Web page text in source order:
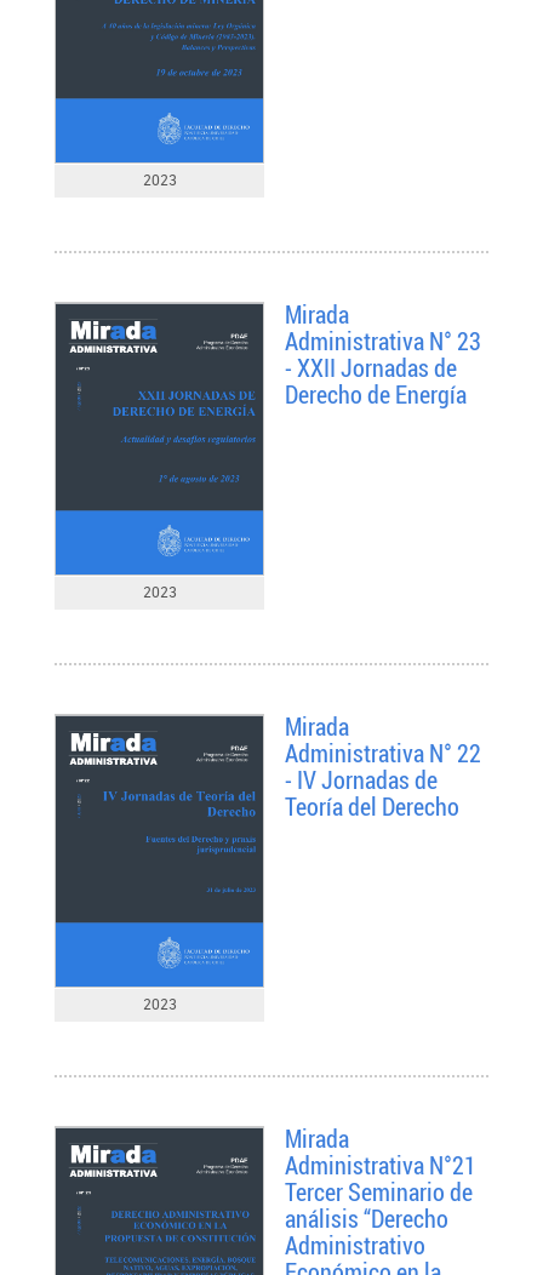
2023
2023
Mirada
Administrativa N° 23
- XXII Jornadas de
Derecho de Energía
2023
Mirada
Administrativa N° 22
- IV Jornadas de
Teoría del Derecho
Mirada
Administrativa N°21
Tercer Seminario de
análisis “Derecho
Administrativo